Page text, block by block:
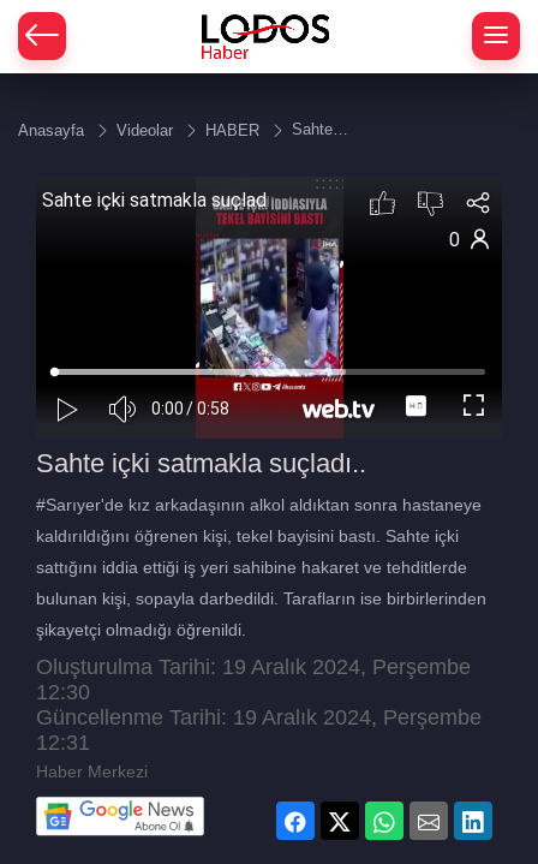
Anasayfa Videolar HABER
Sahte
suçladı..
Sahte içki satmakla suçladı..
#Sarıyer'de kız arkadaşının alkol aldıktan sonra hastaneye
kaldırıldığını öğrenen kişi, tekel bayisini bastı. Sahte içki
sattığını iddia ettiği iş yeri sahibine hakaret ve tehditlerde
bulunan kişi, sopayla darbedildi. Tarafların ise birbirlerinden
şikayetçi olmadığı öğrenildi.
Oluşturulma Tarihi: 19 Aralık 2024, Perşembe
12:30
Güncellenme Tarihi: 19 Aralık 2024, Perşembe
12:31
Haber Merkezi